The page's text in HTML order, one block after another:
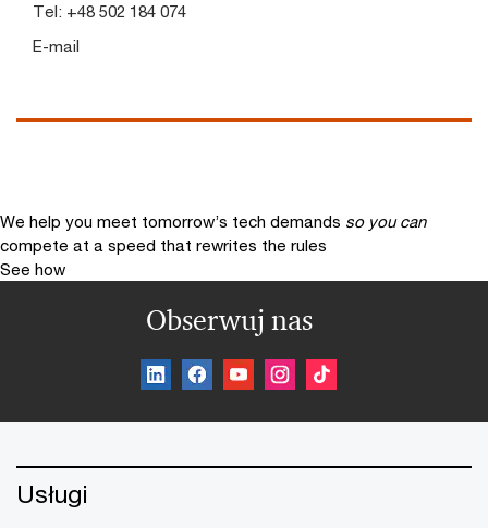
Tel: +48 502 184 074
E-mail
We help you meet tomorrow’s tech demands so you can
compete at a speed that rewrites the rules
See how
Obserwuj nas
Usługi